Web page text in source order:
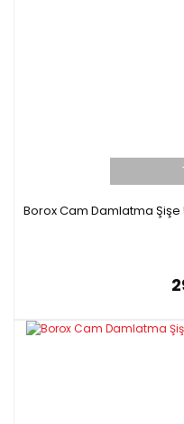
Borox Cam Damlatma Şişe